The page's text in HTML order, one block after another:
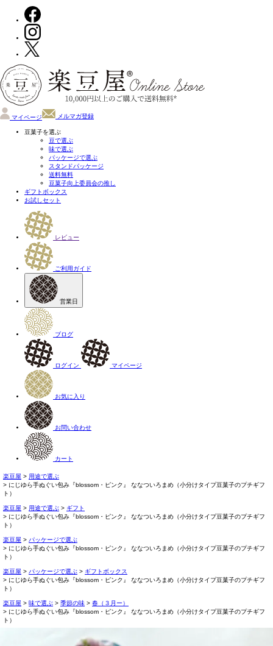
マイページ メルマガ登録
豆菓子を選ぶ
豆で選ぶ
味で選ぶ
パッケージで選ぶ
スタンドパッケージ
送料無料
豆菓子向上委員会の推し
ギフトボックス
お試しセット
レビュー
ご利用ガイド
営業日
ブログ
ログイン マイページ
お気に入り
お問い合わせ
カート
楽豆屋
用途で選ぶ
にじゆら手ぬぐい包み『blossom・ピンク』 ななついろまめ（小分けタイプ豆菓子のプチギフ
ト）
楽豆屋 用途で選ぶ
ギフト
にじゆら手ぬぐい包み『blossom・ピンク』 ななついろまめ（小分けタイプ豆菓子のプチギフ
ト）
楽豆屋
パッケージで選ぶ
にじゆら手ぬぐい包み『blossom・ピンク』 ななついろまめ（小分けタイプ豆菓子のプチギフ
ト）
楽豆屋 パッケージで選ぶ
ギフトボックス
にじゆら手ぬぐい包み『blossom・ピンク』 ななついろまめ（小分けタイプ豆菓子のプチギフ
ト）
楽豆屋 味で選ぶ 季節の味
春（３月ー）
にじゆら手ぬぐい包み『blossom・ピンク』 ななついろまめ（小分けタイプ豆菓子のプチギフ
ト）